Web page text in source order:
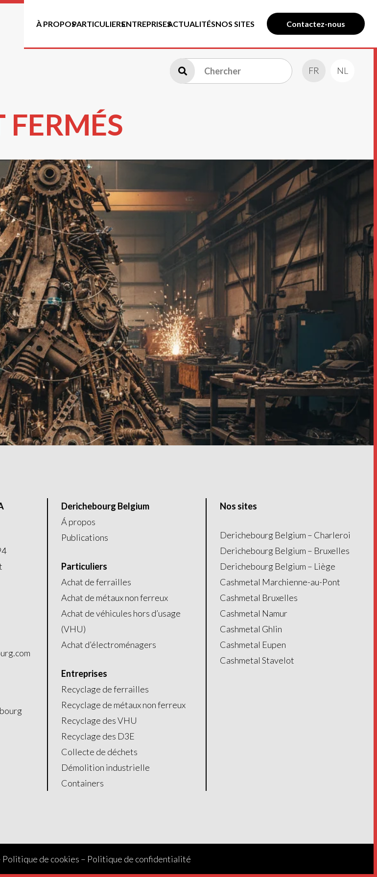
À PROPOSPARTICULIERSENTREPRISESACTUALITÉSNOS SITES Contactez-nous
FR NL
FERMÉS
Derichebourg Belgium
Á propos
Publications
Particuliers
Achat de ferrailles
Achat de métaux non ferreux
Achat de véhicules hors d’usage
(VHU)
Achat d’électroménagers
Entreprises
Recyclage de ferrailles
Recyclage de métaux non ferreux
Recyclage des VHU
Recyclage des D3E
Collecte de déchets
Démolition industrielle
Containers
Nos sites
Derichebourg Belgium – Charleroi
Derichebourg Belgium – Bruxelles
Derichebourg Belgium – Liège
Cashmetal Marchienne-au-Pont
Cashmetal Bruxelles
Cashmetal Namur
Cashmetal Ghlin
Cashmetal Eupen
Cashmetal Stavelot
Politique de cookies – Politique de confidentialité